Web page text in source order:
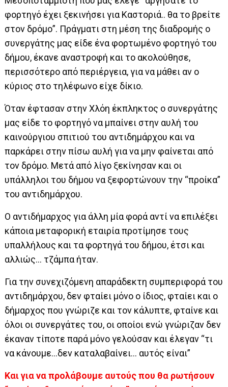
φορτηγό έχει ξεκινήσει για Καστοριά.. θα το βρείτε
στον δρόμο”. Πράγματι στη μέση της διαδρομής ο
συνεργάτης μας είδε ένα φορτωμένο φορτηγό του
δήμου, έκανε αναστροφή και το ακολούθησε,
περισσότερο από περιέργεια, για να μάθει αν ο
κύριος στο τηλέφωνο είχε δίκιο.
Όταν έφτασαν στην Χλόη έκπληκτος ο συνεργάτης
μας είδε το φορτηγό να μπαίνει στην αυλή του
καινούργιου σπιτιού του αντιδημάρχου και να
παρκάρει στην πίσω αυλή για να μην φαίνεται από
τον δρόμο. Μετά από λίγο ξεκίνησαν και οι
υπάλληλοι του δήμου να ξεφορτώνουν την “προίκα”
του αντιδημάρχου.
Ο αντιδήμαρχος για άλλη μία φορά αντί να επιλέξει
κάποια μεταφορική εταιρία προτίμησε τους
υπαλλήλους και τα φορτηγά του δήμου, έτσι και
αλλιώς… τζάμπα ήταν.
Για την συνεχιζόμενη απαράδεκτη συμπεριφορά του
αντιδημάρχου, δεν φταίει μόνο ο ίδιος, φταίει και ο
δήμαρχος που γνώριζε και τον κάλυπτε, φταίνε και
όλοι οι συνεργάτες του, οι οποίοι ενώ γνώριζαν δεν
έκαναν τίποτε παρά μόνο γελούσαν και έλεγαν “τι
να κάνουμε…δεν καταλαβαίνει… αυτός είναι”
Και για να προλάβουμε αυτούς που θα ρωτήσουν